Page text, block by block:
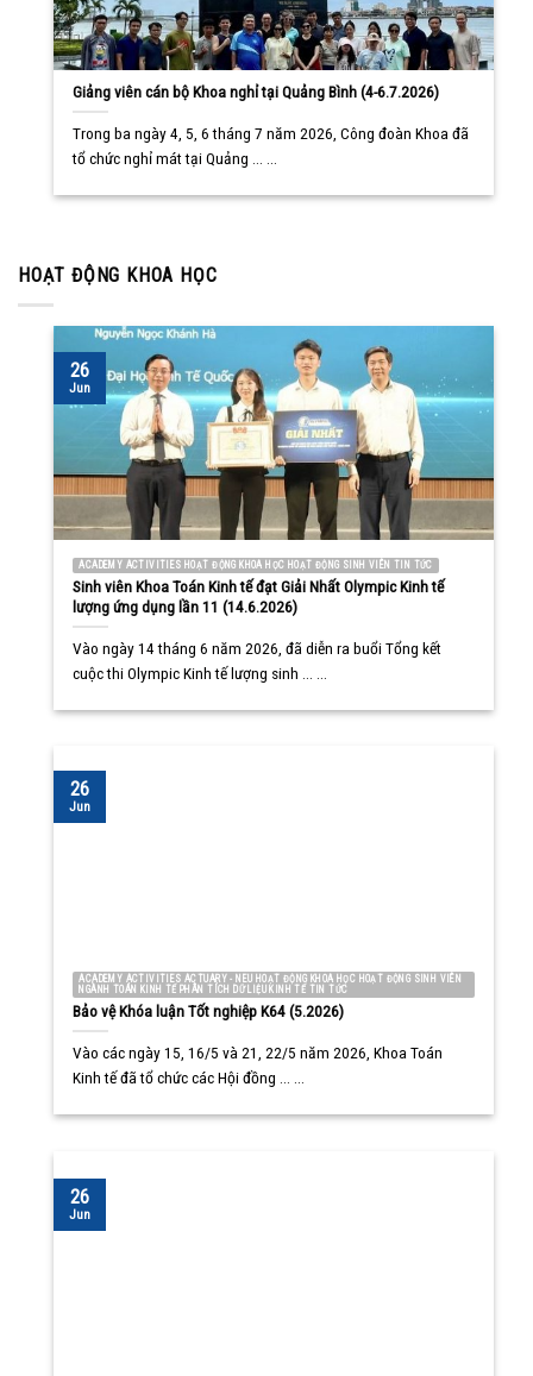
Giảng viên cán bộ Khoa nghỉ tại Quảng Bình (4-6.7.2026)
Trong ba ngày 4, 5, 6 tháng 7 năm 2026, Công đoàn Khoa đã
tổ chức nghỉ mát tại Quảng ... ...
HOẠT ĐỘNG KHOA HỌC
ACADEMY ACTIVITIES HOẠT ĐỘNG KHOA HỌC HOẠT ĐỘNG SINH VIÊN TIN TỨC
Sinh viên Khoa Toán Kinh tế đạt Giải Nhất Olympic Kinh tế
lượng ứng dụng lần 11 (14.6.2026)
Vào ngày 14 tháng 6 năm 2026, đã diễn ra buổi Tổng kết
cuộc thi Olympic Kinh tế lượng sinh ... ...
26
Jun
ACADEMY ACTIVITIES ACTUARY - NEU HOẠT ĐỘNG KHOA HỌC HOẠT ĐỘNG SINH VIÊN
NGÀNH TOÁN KINH TẾ PHÂN TÍCH DỮ LIỆU KINH TẾ TIN TỨC
Bảo vệ Khóa luận Tốt nghiệp K64 (5.2026)
Vào các ngày 15, 16/5 và 21, 22/5 năm 2026, Khoa Toán
Kinh tế đã tổ chức các Hội đồng ... ...
26
Jun
26
Jun